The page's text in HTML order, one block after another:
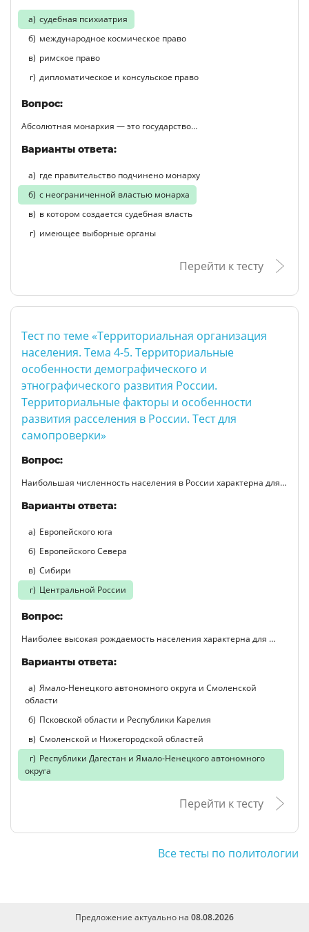
судебная психиатрия
международное космическое право
римское право
дипломатическое и консульское право
Вопрос:
Абсолютная монархия — это государство…
Варианты ответа:
где правительство подчинено монарху
с неограниченной властью монарха
в котором создается судебная власть
имеющее выборные органы
Перейти к тесту
Тест по теме «Территориальная организация
населения. Тема 4-5. Территориальные
особенности демографического и
этнографического развития России.
Территориальные факторы и особенности
развития расселения в России. Тест для
самопроверки»
Вопрос:
Наибольшая численность населения в России характерна для…
Варианты ответа:
Европейского юга
Европейского Севера
Сибири
Центральной России
Вопрос:
Наиболее высокая рождаемость населения характерна для …
Варианты ответа:
Ямало-Ненецкого автономного округа и Смоленской
области
Псковской области и Республики Карелия
Смоленской и Нижегородской областей
Республики Дагестан и Ямало-Ненецкого автономного
округа
Перейти к тесту
Все тесты по политологии
Предложение актуально на 08.08.2026